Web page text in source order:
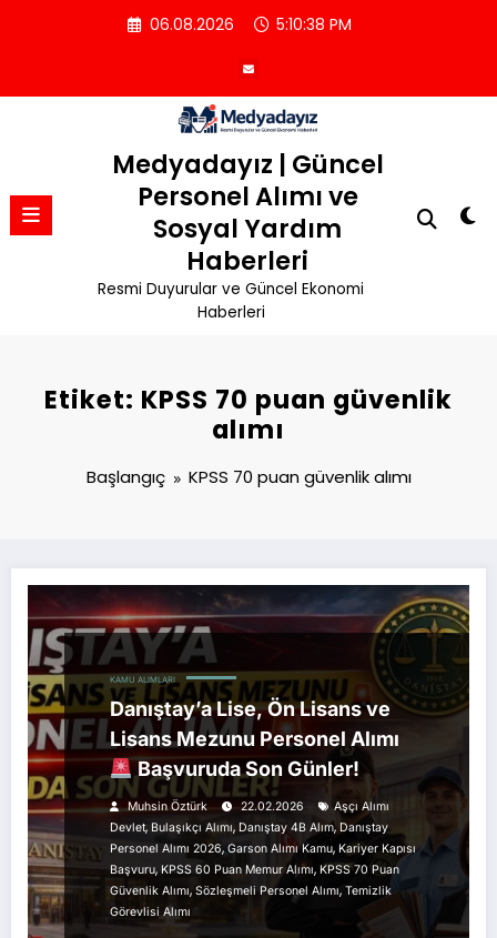
06.08.2026 5:10:39 PM
Medyadayız | Güncel
Personel Alımı ve
Sosyal Yardım
Haberleri
Resmi Duyurular ve Güncel Ekonomi
Haberleri
Etiket: KPSS 70 puan güvenlik
alımı
Başlangıç KPSS 70 puan güvenlik alımı
KAMU ALIMLARI
Danıştay’a Lise, Ön Lisans ve
Lisans Mezunu Personel Alımı
Başvuruda Son Günler!
Muhsin Öztürk 22.02.2026
Aşçı Alımı
Devlet, Bulaşıkçı Alımı, Danıştay 4B Alım, Danıştay
Personel Alımı 2026, Garson Alımı Kamu, Kariyer Kapısı
Başvuru, KPSS 60 Puan Memur Alımı, KPSS 70 Puan
Güvenlik Alımı, Sözleşmeli Personel Alımı, Temizlik
Görevlisi Alımı